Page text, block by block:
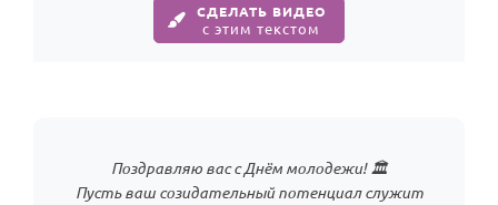
СДЕЛАТЬ ВИДЕО
с этим текстом
Поздравляю вас с Днём молодежи! 🏛️
Пусть ваш созидательный потенциал служит